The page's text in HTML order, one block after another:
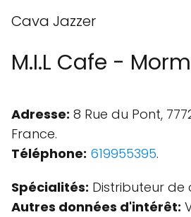
Cava Jazzer
M.I.L Cafe -
Adresse: 8 Rue du Pont,
France.
Téléphone: 619955395.
Spécialités: Distributeur de
Autres données d'intérêt: